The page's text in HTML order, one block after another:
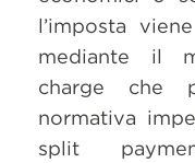
l’imposta
mediante il
charge che
normativa
split